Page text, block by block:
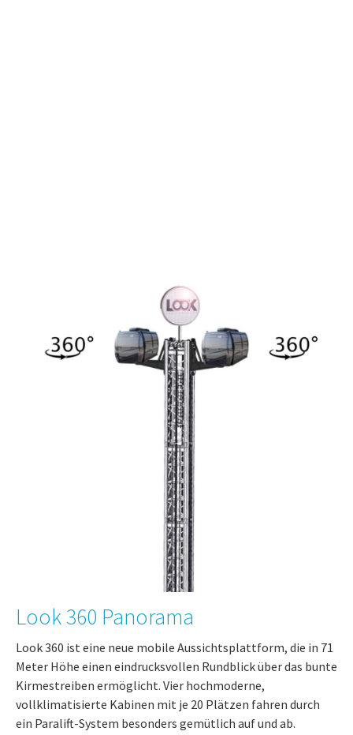
Look 360 Panorama
Look 360 ist eine neue mobile Aussichtsplattform, die in 71
Meter Höhe einen eindrucksvollen Rundblick über das bunte
Kirmestreiben ermöglicht. Vier hochmoderne,
vollklimatisierte Kabinen mit je 20 Plätzen fahren durch
ein Paralift-System besonders gemütlich auf und ab.